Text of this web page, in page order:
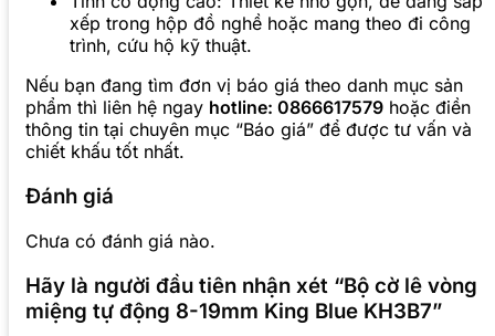
xếp trong hộp đồ nghề hoặc mang theo đi công
trình, cứu hộ kỹ thuật.
Nếu bạn đang tìm đơn vị báo giá theo danh mục sản
phẩm thì liên hệ ngay hotline: 0866617579 hoặc điền
thông tin tại chuyên mục “Báo giá” để được tư vấn và
chiết khấu tốt nhất.
Đánh giá
Chưa có đánh giá nào.
Hãy là người đầu tiên nhận xét “Bộ cờ lê vòng
miệng tự động 8-19mm King Blue KH3B7”